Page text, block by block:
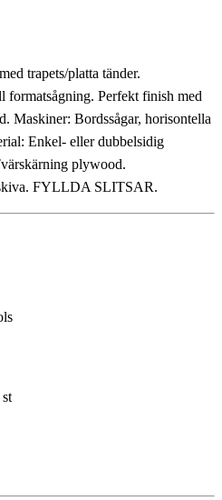
trapets/platta tänder.
Perfekt finish med
Maskiner: Bordssågar, horisontella
Enkel- eller dubbelsidig
plywood.
FYLLDA SLITSAR.